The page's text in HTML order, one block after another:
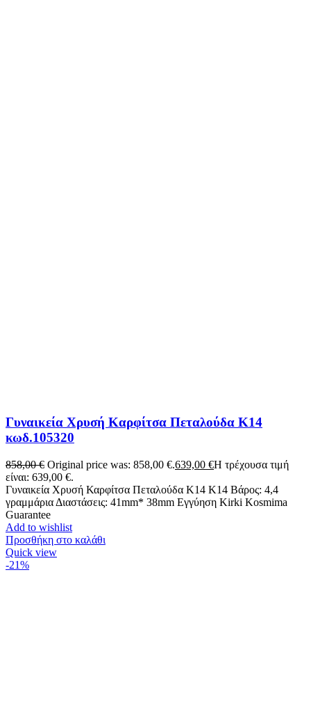
Γυναικεία Χρυσή Καρφίτσα Πεταλούδα Κ14
κωδ.105320
858,00€ Original price was: 858,00 €.639,00 €Η τρέχουσα τιμή
είναι: 639,00 €.
Γυναικεία Χρυσή Καρφίτσα Πεταλούδα Κ14 Κ14 Βάρος: 4,4
γραμμάρια Διαστάσεις: 41mm* 38mm Εγγύηση Kirki Kosmima
Guarantee
Add to wishlist
Προσθήκη στο καλάθι
Quick view
-21%